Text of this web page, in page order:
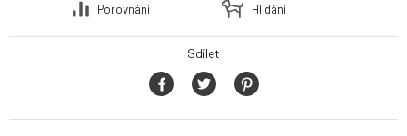
Porovnání
Hlídání
Sdílet